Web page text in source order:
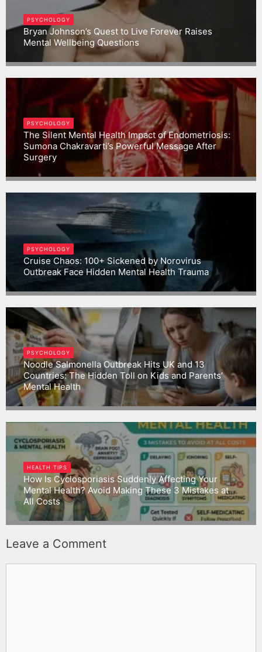
PSYCHOLOGY
Bryan Johnson’s Quest to Live Forever Raises
Mental Wellbeing Questions
Gargbrijesh
PSYCHOLOGY
The Silent Mental Health Impact of Endometriosis:
Sumona Chakravarti’s Powerful Message After
Surgery
Gargbrijesh
PSYCHOLOGY
Cruise Chaos: 100+ Sickened by Norovirus
Outbreak Face Hidden Mental Health Trauma
PSYCHOLOGY
Noodle Salmonella Outbreak Hits UK and 13
Countries: The Hidden Toll on Kids and Parents’
Mental Health
Gargbrijesh
HEALTH TIPS
How Is Cyclosporiasis Suddenly Affecting Your
Mental Health? Avoid Making These 3 Mistakes at
All Costs
Gargbrijesh
Leave a Comment